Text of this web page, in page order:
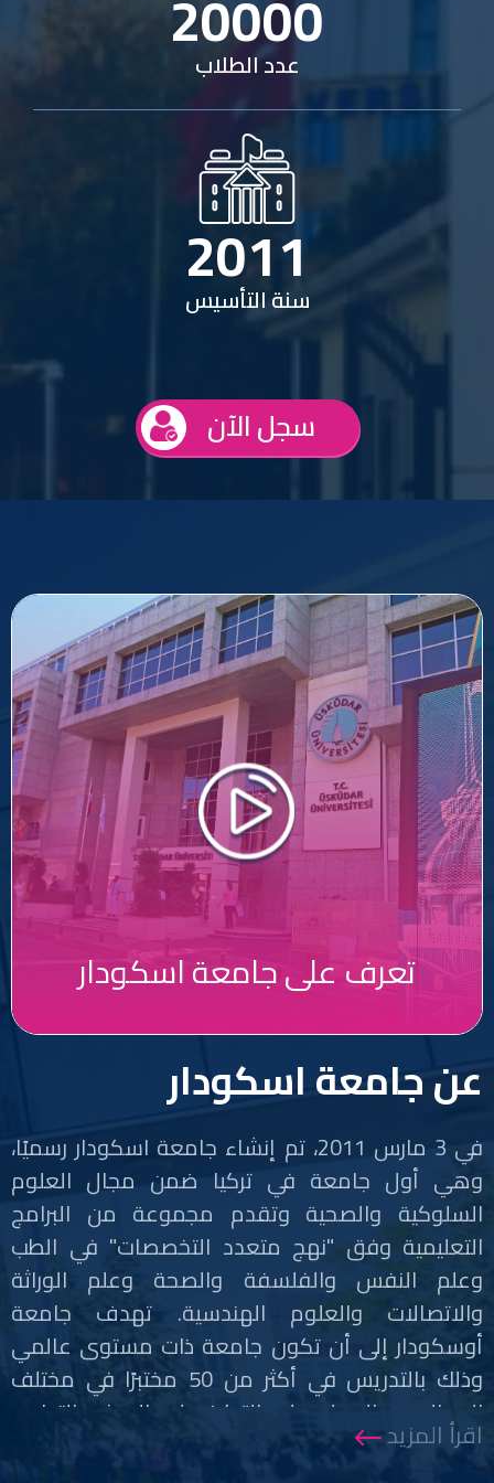
20000
عدد الطلاب
2011
سنة التأسيس
سجل الآن
تعرف على جامعة اسكودار
عن جامعة اسكودار
في 3 مارس 2011، تم إنشاء جامعة اسكودار رسميًا،
وهي أول جامعة في تركيا ضمن مجال العلوم
السلوكية والصحية وتقدم مجموعة من البرامج
التعليمية وفق "نهج متعدد التخصصات" في الطب
وعلم النفس والفلسفة والصحة وعلم الوراثة
والاتصالات والعلوم الهندسية. تهدف جامعة
أوسكودار إلى أن تكون جامعة ذات مستوى عالمي
وذلك بالتدريس في أكثر من 50 مختبرًا في مختلف
المجالات، والعمل على التركيز على البحث والتطوير،
والحصول على الاعتماد الدولي، وبرامج إيراسموس،
اقرأ المزيد